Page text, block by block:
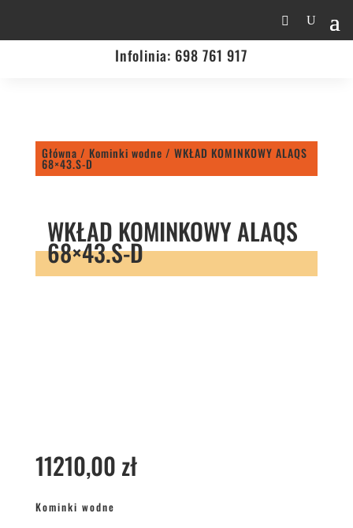
Infolinia: 698 761 917
Główna / Kominki wodne / WKŁAD KOMINKOWY ALAQS
68×43.S-D
WKŁAD KOMINKOWY ALAQS
68×43.S-D
11210,00 zł
Kominki wodne